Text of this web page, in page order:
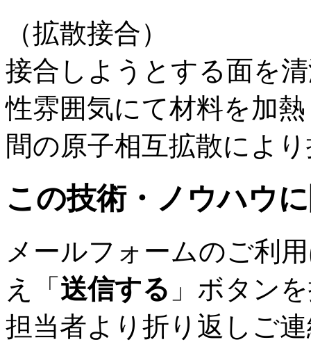
（拡散接合）
接合しようとする面を
性雰囲気にて材料を加
間の原子相互拡散によ
この技術・ノウハウ
メールフォームのご利
え「 送信する 」ボタン
担当者より折り返しご